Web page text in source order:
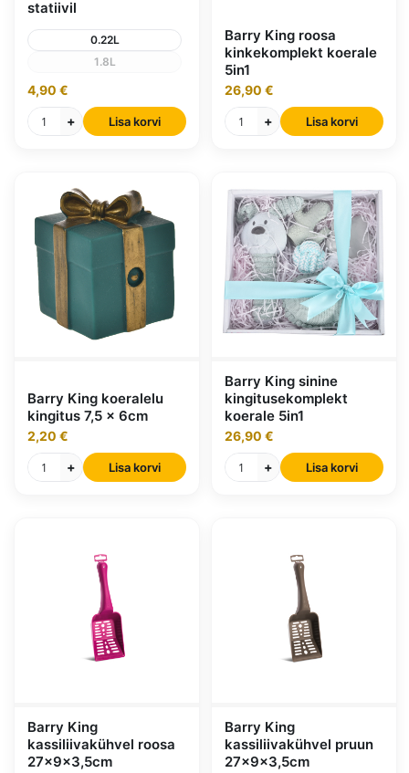
statiivil
0.22L
1.8L
4,90 €
+
Lisa korvi
Barry King roosa
kinkekomplekt koerale
5in1
26,90 €
+
Lisa korvi
Barry King koeralelu
kingitus 7,5 x 6cm
2,20 €
+
Lisa korvi
Barry King sinine
kingitusekomplekt
koerale 5in1
26,90 €
+
Lisa korvi
Barry King
kassiliivakühvel roosa
27x9x3,5cm
Barry King
kassiliivakühvel pruun
27x9x3,5cm